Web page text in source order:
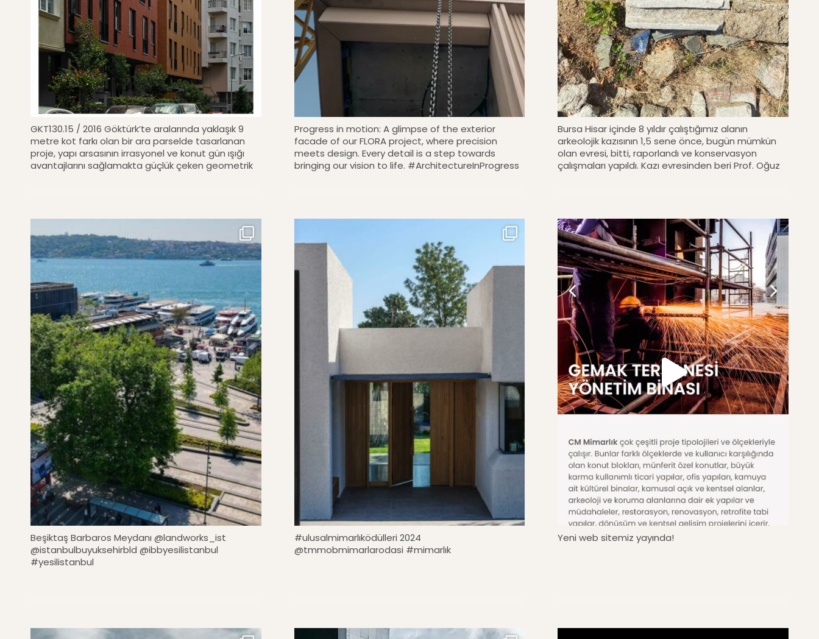
GKT130.15 / 2016 Göktürk’te aralarında yaklaşık 9
metre kot farkı olan bir ara parselde tasarlanan
proje, yapı arsasının irrasyonel ve konut gün ışığı
avantajlarını sağlamakta güçlük çeken geometrik
kurgulanmıştır.
Progress in motion: A glimpse of the exterior
facade of our FLORA project, where precision
meets design. Every detail is a step towards
bringing our vision to life. #ArchitectureInProgress
Bursa Hisar içinde 8 yıldır çalıştığımız alanın
arkeolojik kazısının 1,5 sene önce, bugün mümkün
olan evresi, bitti, raporlandı ve konservasyon
çalışmaları yapıldı. Kazı evresinden beri Prof. Oğuz
çalışmaları devam ediyor. #mimari #arkeoloji
#arkeopark #bursahisar #architecture
#archelogy
Beşiktaş Barbaros Meydanı @landworks_ist
@istanbulbuyuksehirbld @ibbyesilistanbul
#yesilistanbul
#ulusalmimarlıködülleri 2024
@tmmobmimarlarodasi #mimarlık
Yeni web sitemiz yayında!